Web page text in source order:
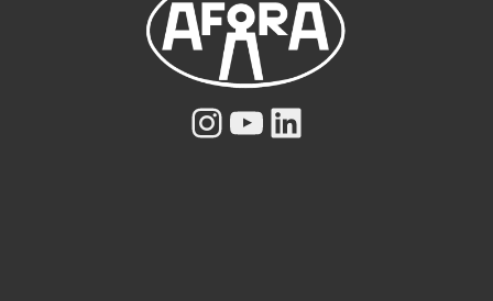
Instagram
YouTube
LinkedIn